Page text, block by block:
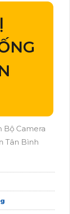
Bộ Camera
Tân Bình